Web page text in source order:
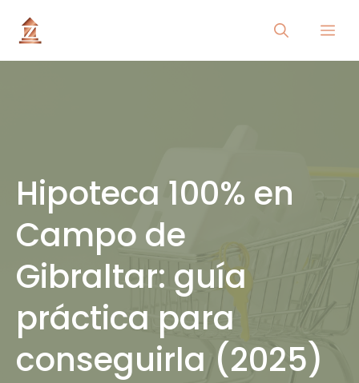
Hipoteca 100% en
Campo de
Gibraltar: guía
práctica para
conseguirla (2025)